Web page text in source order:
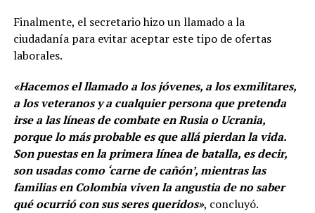
Finalmente, el secretario hizo un llamado a la
ciudadanía para evitar aceptar este tipo de ofertas
laborales.
«Hacemos el llamado a los jóvenes, a los exmilitares,
a los veteranos y a cualquier persona que pretenda
irse a las líneas de combate en Rusia o Ucrania,
porque lo más probable es que allá pierdan la vida.
Son puestas en la primera línea de batalla, es decir,
son usadas como ‘carne de cañón’, mientras las
familias en Colombia viven la angustia de no saber
qué ocurrió con sus seres queridos», concluyó.